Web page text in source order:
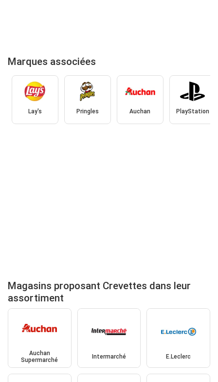
Marques associées
Lay's Pringles Auchan PlayStation
Magasins proposant Crevettes dans leur
assortiment
Auchan
Supermarché
Intermarché E.Leclerc